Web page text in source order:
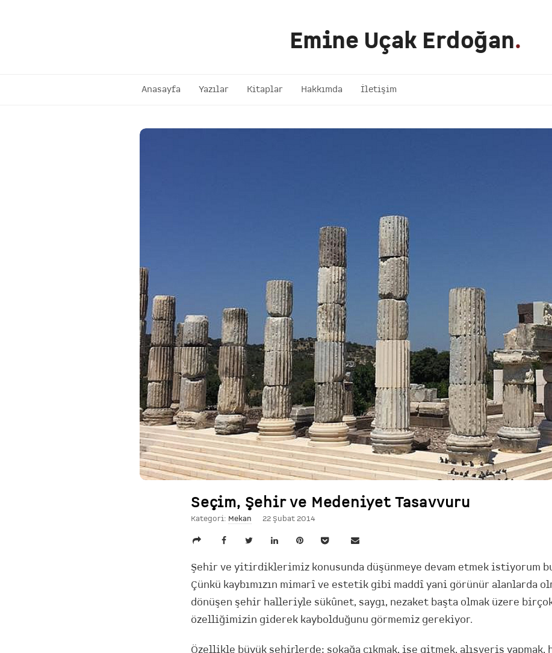
Emine Uçak Erdoğan.
Anasayfa Yazılar Kitaplar Hakkımda İletişim
Seçim, Şehir ve Medeniyet Tasavvuru
Kategori: Mekan 22 Şubat 2014
Şehir ve yitirdiklerimiz konusunda düşünmeye devam etmek istiyorum bu
Çünkü kaybımızın mimarî ve estetik gibi maddî yani görünür alanlarda
dönüşen şehir halleriyle sükûnet, saygı, nezaket başta olmak üzere
özelliğimizin giderek kaybolduğunu görmemiz gerekiyor.
Özellikle büyük şehirlerde; sokağa çıkmak, işe gitmek, alışveriş yapmak,